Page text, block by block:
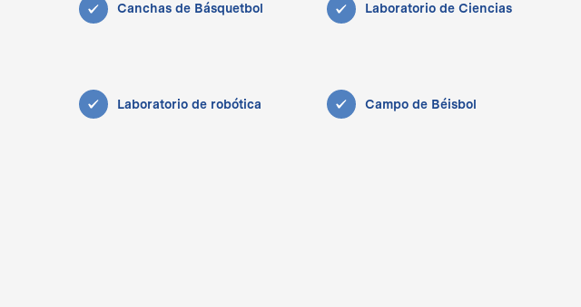
Canchas de Básquetbol Laboratorio de Ciencias
Laboratorio de robótica Campo de Béisbol